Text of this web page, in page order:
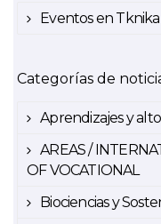
Eventos en Tknika
Categorías de
Aprendizajes y
AREAS /
OF VOCATIONAL
Biociencias y